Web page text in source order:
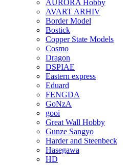
AURORA Hobby
AVART ARHIV
Border Model
Bostick
Copper State Models
Cosmo
Dragon
DSPIAE
Eastern express
Eduard
FENGDA
GoNzA
gooi
Great Wall Hobby
Gunze Sangyo
Harder and Steenbeck
Hasegawa
HD